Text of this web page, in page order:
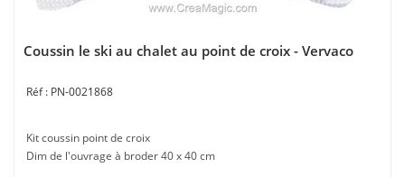
Coussin le ski au chalet au point de croix - Vervaco
PN-0021868
Kit coussin point de croix
Dim de l'ouvrage à broder 40 x 40 cm